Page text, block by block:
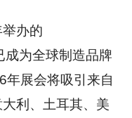
办的
为全球制造品牌
年展会将吸引来自
利、土耳其、美